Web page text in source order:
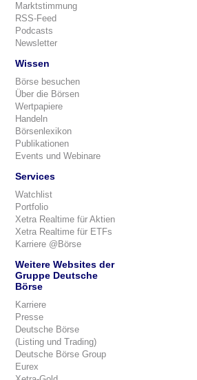
Marktstimmung
RSS-Feed
Podcasts
Newsletter
Wissen
Börse besuchen
Über die Börsen
Wertpapiere
Handeln
Börsenlexikon
Publikationen
Events und Webinare
Services
Watchlist
Portfolio
Xetra Realtime für Aktien
Xetra Realtime für ETFs
Karriere @Börse
Weitere Websites der
Gruppe Deutsche
Börse
Karriere
Presse
Deutsche Börse
(Listing und Trading)
Deutsche Börse Group
Eurex